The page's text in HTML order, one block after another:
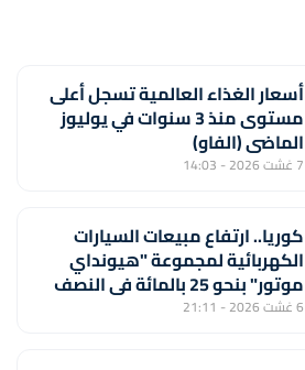
أسعار الغذاء العالمية تسجل أعلى
مستوى منذ 3 سنوات في يوليوز
الماضي (الفاو)
7 غشت 2026 - 14:03
كوريا.. ارتفاع مبيعات السيارات
الكهربائية لمجموعة "هيونداي
موتور" بنحو 25 بالمائة في النصف
الأول من السنة
6 غشت 2026 - 21:11